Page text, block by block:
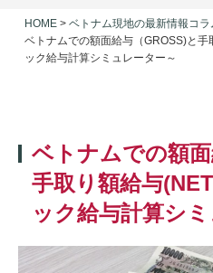
HOME > ベトナム現地の最新情報コラ
ベトナムでの額面給与（GROSS)と
ック給与計算シミュレーター～
ベトナムでの額
手取り額給与
ック給与計算シ